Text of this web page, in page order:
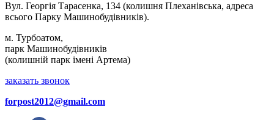
Вул. Георгія Тарасенка, 134 (колишня Плеханівська, адреса
всього Парку Машинобудівників).
м. Турбоатом,
парк Машинобудівників
(колишній парк імені Артема)
заказать звонок
forpost2012@gmail.com